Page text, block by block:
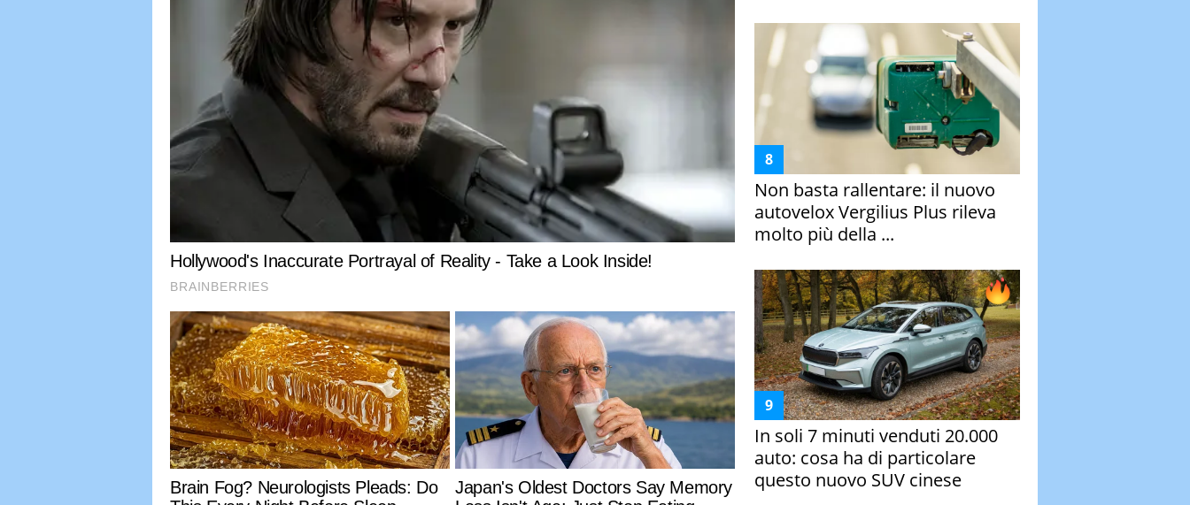
Non basta rallentare: il nuovo
autovelox Vergilius Plus rileva
molto più della ...
In soli 7 minuti venduti 20.000
auto: cosa ha di particolare
questo nuovo SUV cinese